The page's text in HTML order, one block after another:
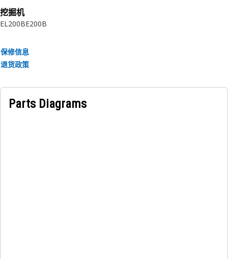
挖掘机
EL200BE200B
保修信息
退货政策
Parts Diagrams